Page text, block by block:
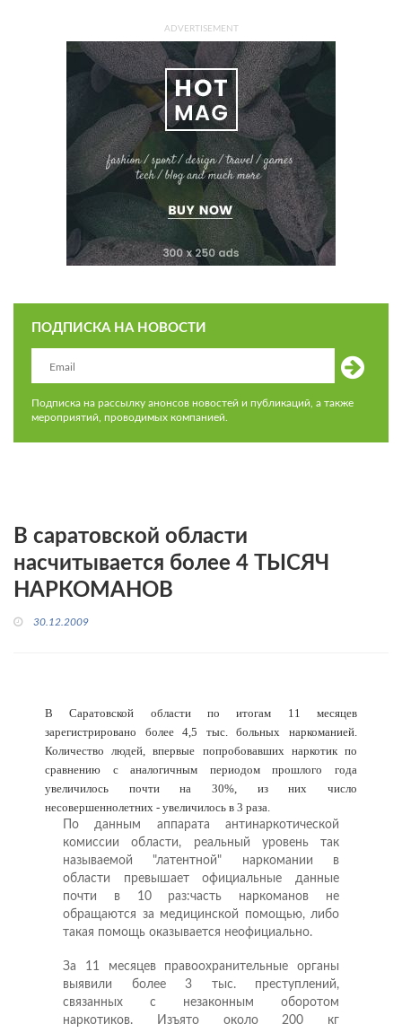
ADVERTISEMENT
ПОДПИСКА НА НОВОСТИ
Подписка на рассылку анонсов новостей и публикаций, а также
мероприятий, проводимых компанией.
В саратовской области
насчитывается более 4 ТЫСЯЧ
НАРКОМАНОВ
30.12.2009
В Саратовской области по итогам 11 месяцев
зарегистрировано более 4,5 тыс. больных наркоманией.
Количество людей, впервые попробовавших наркотик по
сравнению с аналогичным периодом прошлого года
увеличилось почти на 30%, из них число
несовершеннолетних - увеличилось в 3 раза.
По данным аппарата антинаркотической
комиссии области, реальный уровень так
называемой "латентной" наркомании в
области превышает официальные данные
почти в 10 раз:часть наркоманов не
обращаются за медицинской помощью, либо
такая помощь оказывается неофициально.
За 11 месяцев правоохранительные органы
выявили более 3 тыс. преступлений,
связанных с незаконным оборотом
наркотиков. Изъято около 200 кг